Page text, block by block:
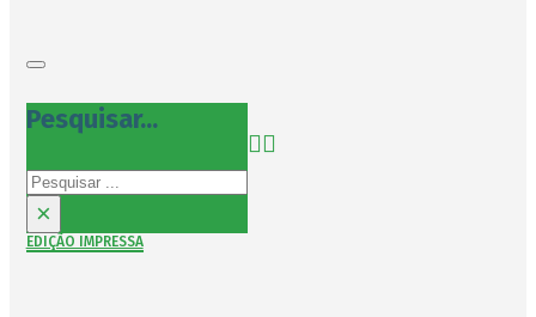
Pesquisar...
Pesquisar
×
EDIÇÃO IMPRESSA